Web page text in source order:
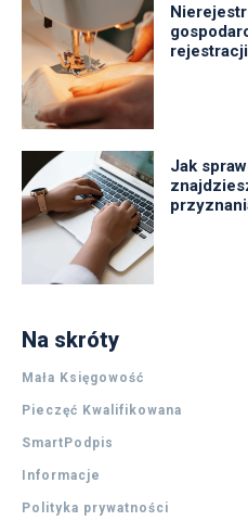
Jak
Na skróty
Mała Księgowość
Pieczęć Kwalifikowana
SmartPodpis
Informacje
Polityka prywatności